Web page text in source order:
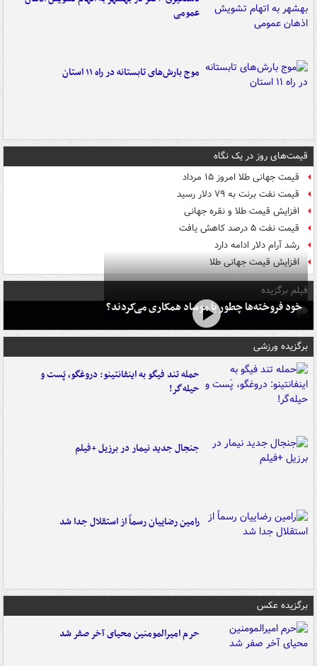
عمومی
موج بارش‌های تابستانه در راه ۱۱ استان
قیمت‌های روز در یک نگاه
قیمت جهانی طلا امروز ۱۵ مرداد
قیمت نفت برنت به ۷۹ دلار رسید
افزایش قیمت طلا و نقره جهانی
قیمت نفت ۵ درصد کاهش یافت
رشد آرام دلار ادامه دارد
افزایش قیمت جهانی طلا
فیلم برگزیده
خود فروخته‌ها چطور با موساد همکاری می‌کردند؟
برگزیده ورزشی
حمله تند فیگو به اینفانتینو: دروغگو، پَست‌ و
حیله‌گر!
جنجال جدید نیمار در برزیل +فیلم
رامین رضاییان رسماً از استقلال جدا شد
برگزیده عکس
حرم امیرالمومنین محیای آخر صفر شد